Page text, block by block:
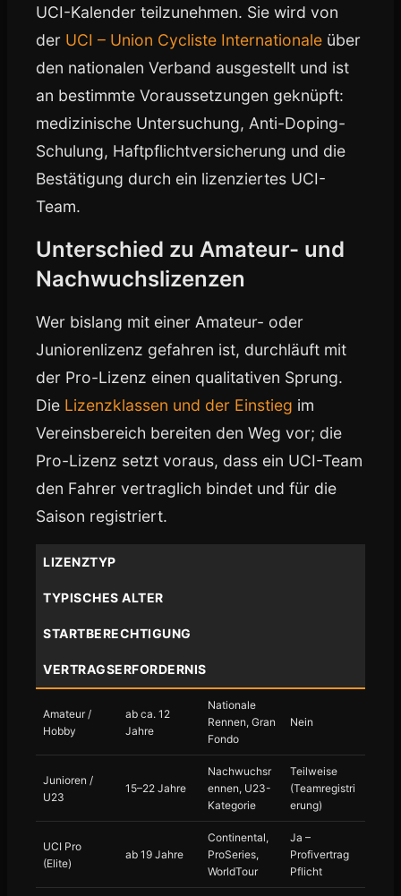
UCI-Kalender teilzunehmen. Sie wird von
der UCI – Union Cycliste Internationale über
den nationalen Verband ausgestellt und ist
an bestimmte Voraussetzungen geknüpft:
medizinische Untersuchung, Anti-Doping-
Schulung, Haftpflichtversicherung und die
Bestätigung durch ein lizenziertes UCI-
Team.
Unterschied zu Amateur- und
Nachwuchslizenzen
Wer bislang mit einer Amateur- oder
Juniorenlizenz gefahren ist, durchläuft mit
der Pro-Lizenz einen qualitativen Sprung.
Die Lizenzklassen und der Einstieg im
Vereinsbereich bereiten den Weg vor; die
Pro-Lizenz setzt voraus, dass ein UCI-Team
den Fahrer vertraglich bindet und für die
Saison registriert.
LIZENZTYP
TYPISCHES ALTER
STARTBERECHTIGUNG
VERTRAGSERFORDERNIS
Amateur /
Hobby
ab ca. 12
Jahre
Nationale
Rennen, Gran
Fondo
Nein
Junioren /
U23
15–22 Jahre
Nachwuchsr
ennen, U23-
Kategorie
Teilweise
(Teamregistri
erung)
UCI Pro
(Elite)
ab 19 Jahre
Continental,
ProSeries,
WorldTour
Ja –
Profivertrag
Pflicht